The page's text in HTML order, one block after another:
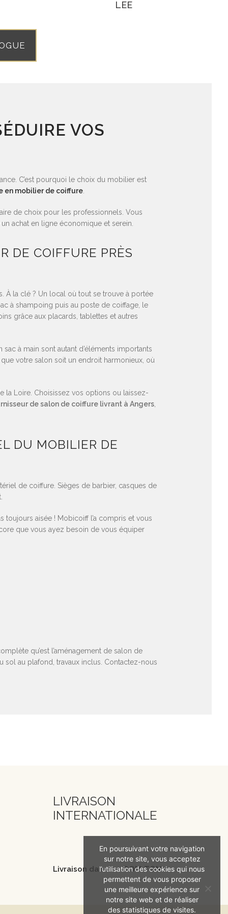
LEE
VOS
C’est pourquoi le choix du mobilier est
en mobilier de coiffure.
de choix pour les professionnels. Vous
achat en ligne économique et serein.
DE COIFFURE PRÈS
À la clé ? Un local où tout se trouve à portée
à shampoing puis au poste de coiffage, le
grâce aux placards, tablettes et autres
à main sont autant d’éléments importants
votre salon soit un endroit harmonieux, où
la Loire. Choisissez vos options ou laissez-
de salon de coiffure livrant à Angers,
DU MOBILIER DE
de coiffure. Sièges de barbier, casques de
toujours aisée ! Mobicoiff l’a compris et vous
que vous ayez besoin de vous équiper
qu’est l’aménagement de salon de
sol au plafond, travaux inclus. Contactez-nous
LIVRAISON
INTERNATIONALE
Livraison dans les DOM-TOM
En poursuivant votre navigation
sur notre site, vous acceptez
l’utilisation des cookies qui nous
permettent de vous proposer
une meilleure expérience sur
notre site web et de réaliser
des statistiques de visites.